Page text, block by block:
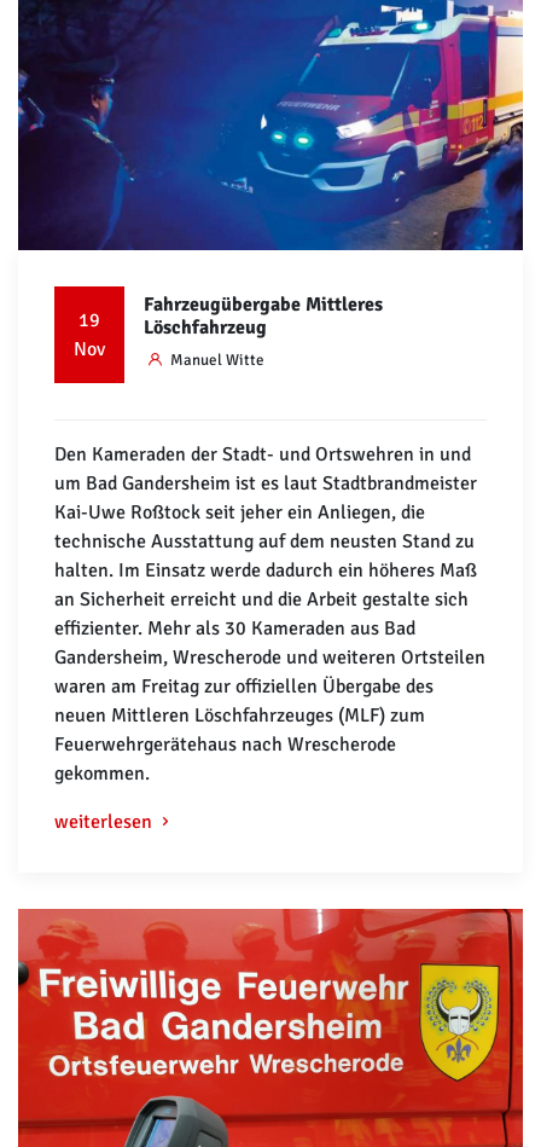
19
Nov
Fahrzeugübergabe Mittleres
Löschfahrzeug
Manuel Witte
Den Kameraden der Stadt- und Ortswehren in und
um Bad Gandersheim ist es laut Stadtbrandmeister
Kai-Uwe Roßtock seit jeher ein Anliegen, die
technische Ausstattung auf dem neusten Stand zu
halten. Im Einsatz werde dadurch ein höheres Maß
an Sicherheit erreicht und die Arbeit gestalte sich
effizienter. Mehr als 30 Kameraden aus Bad
Gandersheim, Wrescherode und weiteren Ortsteilen
waren am Freitag zur offiziellen Übergabe des
neuen Mittleren Löschfahrzeuges (MLF) zum
Feuerwehrgerätehaus nach Wrescherode
gekommen.
weiterlesen